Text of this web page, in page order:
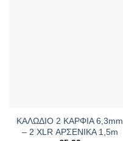
ΚΑΛΩΔΙΟ 2 ΚΑΡΦΙΑ 6,3mm
– 2 XLR ΑΡΣΕΝΙΚA 1,5m